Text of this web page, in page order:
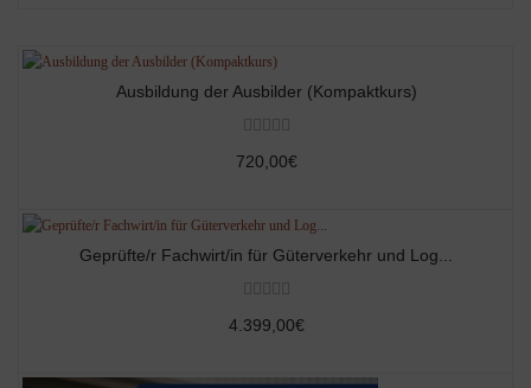
Ausbildung der Ausbilder (Kompaktkurs)
720,00€
Geprüfte/r Fachwirt/in für Güterverkehr und Log...
4.399,00€